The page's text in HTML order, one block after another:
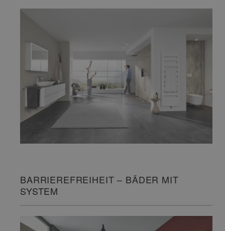
BARRIEREFREIHEIT – BÄDER MIT
SYSTEM